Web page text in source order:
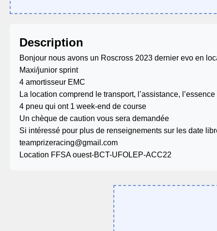
Description
Bonjour nous avons un Roscross 2023 dernier evo en
Maxi/junior sprint
4 amortisseur EMC
La location comprend le transport, l’assistance,
4 pneu qui ont 1 week-end de course
Un chèque de caution vous sera demandée
Si intéressé pour plus de renseignements sur les date
teamprizeracing@gmail.com
Location FFSA ouest-BCT-UFOLEP-ACC22